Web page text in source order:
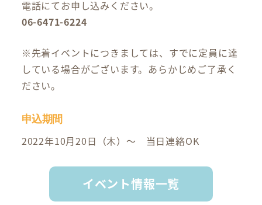
電話にてお申し込みください。
06-6471-6224
※先着イベントにつきましては、すでに定員に達
している場合がございます。あらかじめご了承く
ださい。
申込期間
2022年10月20日（木）～ 当日連絡OK
イベント情報一覧